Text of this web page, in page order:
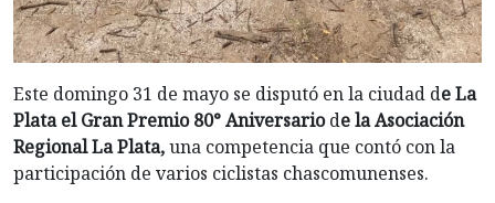
Este domingo 31 de mayo se disputó en la ciudad de La
Plata el Gran Premio 80° Aniversariode la Asociación
Regional La Plata,una competencia que contó con la
participación de varios ciclistas chascomunenses.